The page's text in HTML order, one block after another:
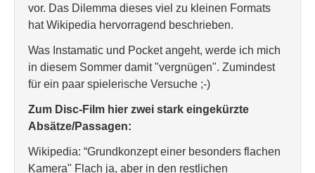
vor. Das Dilemma dieses viel zu kleinen Formats
hat Wikipedia hervorragend beschrieben.
Was Instamatic und Pocket angeht, werde ich mich
in diesem Sommer damit "vergnügen". Zumindest
für ein paar spielerische Versuche ;-)
Zum Disc-Film hier zwei stark eingekürzte
Absätze/Passagen:
Wikipedia: “Grundkonzept einer besonders flachen
Kamera" Flach ja, aber in den restlichen